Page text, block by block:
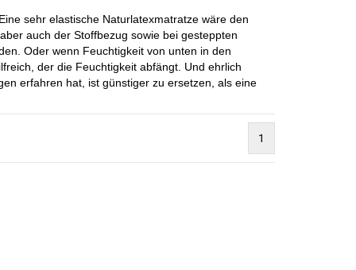
sehr elastische Naturlatexmatratze wäre den
auch der Stoffbezug sowie bei gesteppten
Oder wenn Feuchtigkeit von unten in den
der die Feuchtigkeit abfängt. Und ehrlich
erfahren hat, ist günstiger zu ersetzen, als eine
1